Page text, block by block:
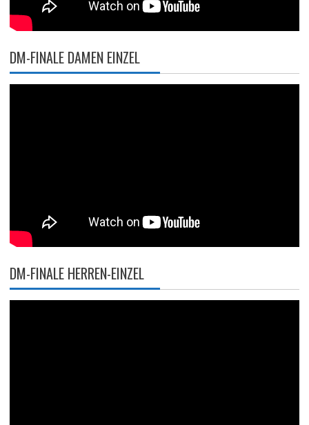
DM-FINALE DAMEN EINZEL
DM-FINALE HERREN-EINZEL